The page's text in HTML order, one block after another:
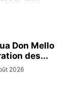
Don Mello
des...
2026